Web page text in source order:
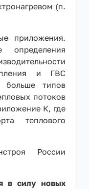
(п.
приложения.
и ГВС
больше типов
потоков
К, где
теплового
России
в силу новых